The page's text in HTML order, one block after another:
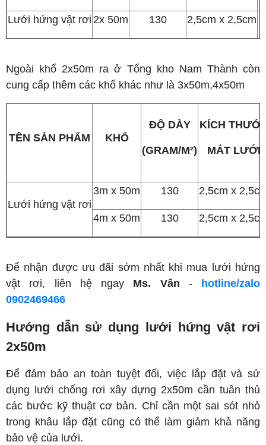
Lưới hứng vật rơi 2x 50m 130 2,5cm x 2,5cm
Ngoài khổ 2x50m ra ở Tổng kho Nam Thành còn
cung cấp thêm các khổ khác như là 3x50m,4x50m
TÊN SẢN PHẨM KHỔ
ĐỘ DÀY
(GRAM/M²)
KÍCH
MẮT LƯỚI
Lưới hứng vật rơi
3m x 50m 130 2,5cm x
4m x 50m 130 2,5cm x
Để nhận được ưu đãi sớm nhất khi mua lưới hứng
vật rơi, liên hệ ngay Ms. Vân - hotline/zalo
0902469466
Hướng dẫn sử dụng lưới hứng vật rơi
2x50m
Để đảm bảo an toàn tuyệt đối, việc lắp đặt và sử
dụng lưới chống rơi xây dựng 2x50m cần tuân thủ
các bước kỹ thuật cơ bản. Chỉ cần một sai sót nhỏ
trong khâu lắp đặt cũng có thể làm giảm khả năng
bảo vệ của lưới.